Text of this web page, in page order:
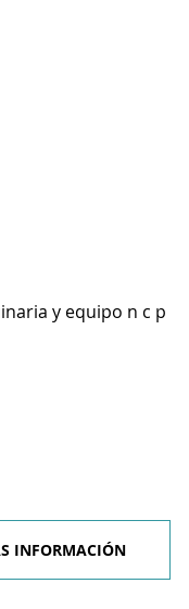
y equipo n c p
INFORMACIÓN